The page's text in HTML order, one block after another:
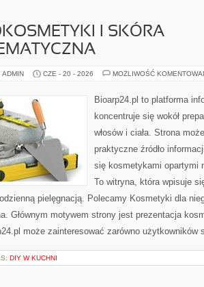
I SKÓRA
ADMIN CZE - 20 - 2026 MOŻLIWOŚĆ
Bioarp24.pl to platforma
koncentruje się wokół
włosów i ciała. Strona
praktyczne źródło
się kosmetykami opartymi
To witryna, która wpisuje
pielęgnacją. Polecamy Kosmetyki dla
Głównym motywem strony jest prezentacja
może zainteresować zarówno
DIY W KUCHNI